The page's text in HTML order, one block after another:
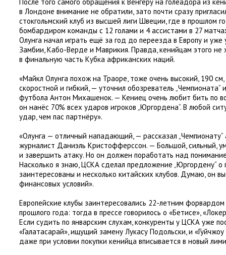
в Лондоне внимание не обратили, зато почти сразу
стокгольмский клуб из высшей лиги Швеции, где в прошлом
бомбардиром команды с 12 голами и 4 ассистами в 27
Олунга начал играть ещё за год до переезда в Европу и уже
Замбии, Кабо-Верде и Маврикия. Правда, кенийцам этого не
в финальную часть Кубка африканских наций.
«Майкл Олунга похож на Траоре, тоже очень высокий, 190 см,
скоростной и гибкий, — уточнил обозреватель „Чемпионата“
футбола Антон Михашенок. — Кениец очень любит бить по
он нанёс 70% всех ударов игроков „Юргордена“. В любой
удар, чем пас партнёру».
«Олунга — отличный нападающий, — рассказал
журналист Даниэль Кристофферссон. — Большой, сильный,
и завершить атаку. Но он должен поработать над
Насколько я знаю, ЦСКА сделал предложение „Юргордену“ о
заинтересованы и несколько китайских клубов. Думаю, он
финансовых условий».
Европейские клубы заинтересовались 22-летним
прошлого года: тогда в прессе говорилось о «Бетисе»,
Если судить по январским слухам, конкуренты у ЦСКА уже
«Галатасарай», ищущий замену Лукасу Подольски, и
даже при условии покупки кенийца вписывается в новый